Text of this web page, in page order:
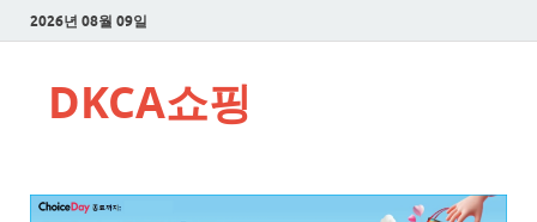
2026년 08월 09일
DKCA쇼핑